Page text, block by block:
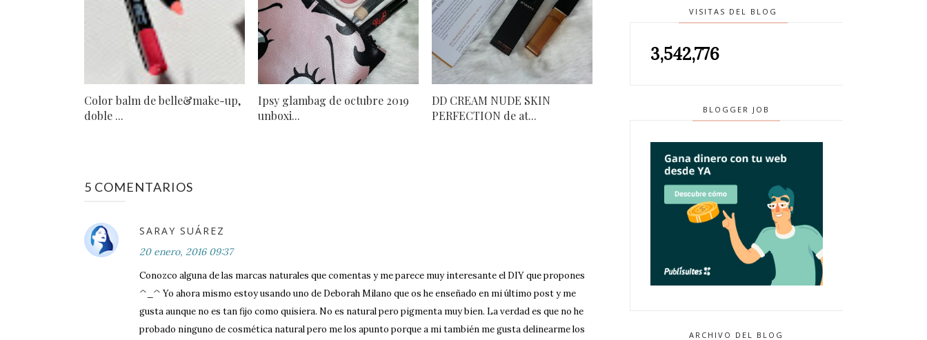
Color balm de belle&make-up,
doble ...
Ipsy glambag de octubre 2019
unboxi...
DD CREAM NUDE SKIN
PERFECTION de at...
5 COMENTARIOS
SARAY SUÁREZ
20 enero, 2016 09:37
Conozco alguna de las marcas naturales que comentas y me parece muy interesante el DIY que propones
^_^ Yo ahora mismo estoy usando uno de Deborah Milano que os he enseñado en mi último post y me
gusta aunque no es tan fijo como quisiera. No es natural pero pigmenta muy bien. La verdad es que no he
probado ninguno de cosmética natural pero me los apunto porque a mi también me gusta delinearme los
VISITAS DEL BLOG
3,542,776
BLOGGER JOB
ARCHIVO DEL BLOG